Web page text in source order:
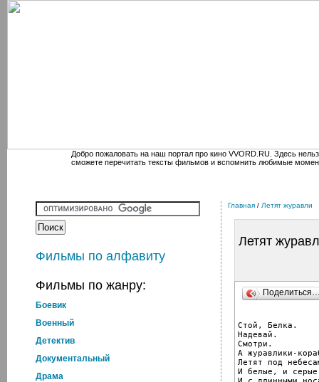
Добро пожаловать на наш портал про кино VVORD.RU. Здесь
сможете перечитать тексты фильмов и вспомнить любимые
Фильмы по алфавиту
Фильмы по жанру:
Боевик
Военный
Детектив
Документальный
Драма
Главная / Летят журавли
Летят
Стой, Белка.
Надевай.
Смотри.
А журавлики-
Летят под
И белые, и